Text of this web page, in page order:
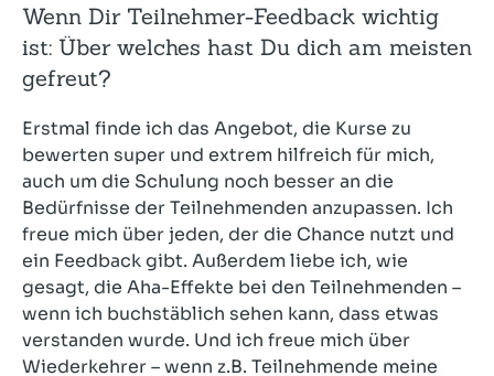
Wenn Dir Teilnehmer-Feedback wichtig
ist: Über welches hast Du dich am meisten
gefreut?
Erstmal finde ich das Angebot, die Kurse zu
bewerten super und extrem hilfreich für mich,
auch um die Schulung noch besser an die
Bedürfnisse der Teilnehmenden anzupassen. Ich
freue mich über jeden, der die Chance nutzt und
ein Feedback gibt. Außerdem liebe ich, wie
gesagt, die Aha-Effekte bei den Teilnehmenden –
wenn ich buchstäblich sehen kann, dass etwas
verstanden wurde. Und ich freue mich über
Wiederkehrer – wenn z.B. Teilnehmende meine